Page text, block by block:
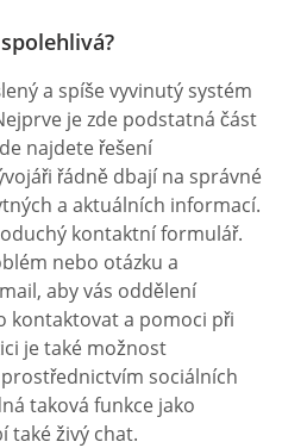
a spíše vyvinutý systém
je zde podstatná část
najdete řešení
řádně dbají na správné
a aktuálních informací.
kontaktní formulář.
nebo otázku a
aby vás oddělení
kontaktovat a pomoci při
je také možnost
sociálních
taková funkce jako
také živý chat.